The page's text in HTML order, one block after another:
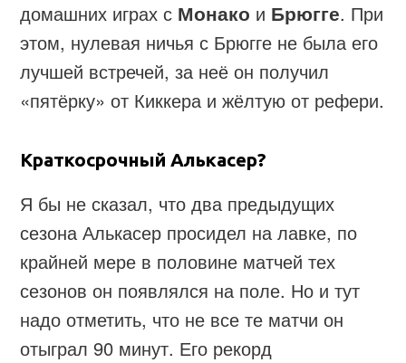
домашних играх с Монако и Брюгге. При
этом, нулевая ничья с Брюгге не была его
лучшей встречей, за неё он получил
«пятёрку» от Киккера и жёлтую от рефери.
Краткосрочный Алькасер?
Я бы не сказал, что два предыдущих
сезона Алькасер просидел на лавке, по
крайней мере в половине матчей тех
сезонов он появлялся на поле. Но и тут
надо отметить, что не все те матчи он
отыграл 90 минут. Его рекорд